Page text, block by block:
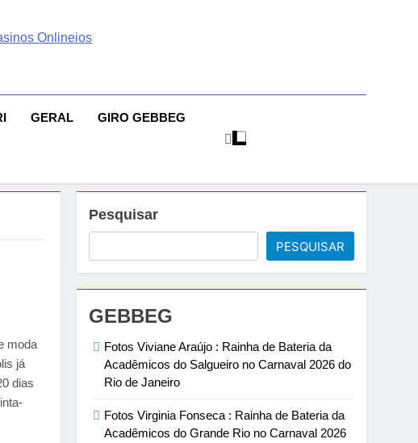
| Sexo | Casas De
Fotográficos
People! Musas Brasileiras Sensual
GERAL GIRO GEBBEG
moda
já
dias
Pesquisar
PESQUISAR
GEBBEG
Fotos Viviane Araújo : Rainha de Bateria da
Acadêmicos do Salgueiro no Carnaval 2026 do
Rio de Janeiro
Fotos Virginia Fonseca : Rainha de Bateria da
Acadêmicos do Grande Rio no Carnaval 2026